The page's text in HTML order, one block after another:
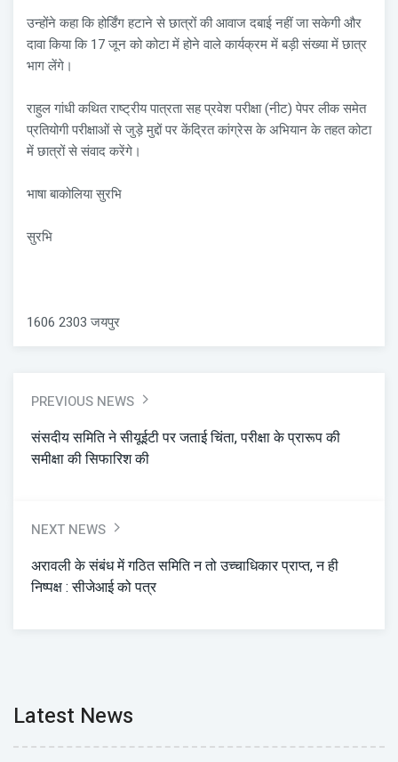
उन्होंने कहा कि होर्डिंग हटाने से छात्रों की आवाज दबाई नहीं जा सकेगी और
दावा किया कि 17 जून को कोटा में होने वाले कार्यक्रम में बड़ी संख्या में छात्र
भाग लेंगे।
राहुल गांधी कथित राष्ट्रीय पात्रता सह प्रवेश परीक्षा (नीट) पेपर लीक समेत
प्रतियोगी परीक्षाओं से जुड़े मुद्दों पर केंद्रित कांग्रेस के अभियान के तहत कोटा
में छात्रों से संवाद करेंगे।
भाषा बाकोलिया सुरभि
सुरभि
1606 2303 जयपुर
PREVIOUS NEWS
संसदीय समिति ने सीयूईटी पर जताई चिंता, परीक्षा के प्रारूप की
समीक्षा की सिफारिश की
NEXT NEWS
अरावली के संबंध में गठित समिति न तो उच्चाधिकार प्राप्त, न ही
निष्पक्ष : सीजेआई को पत्र
Latest News